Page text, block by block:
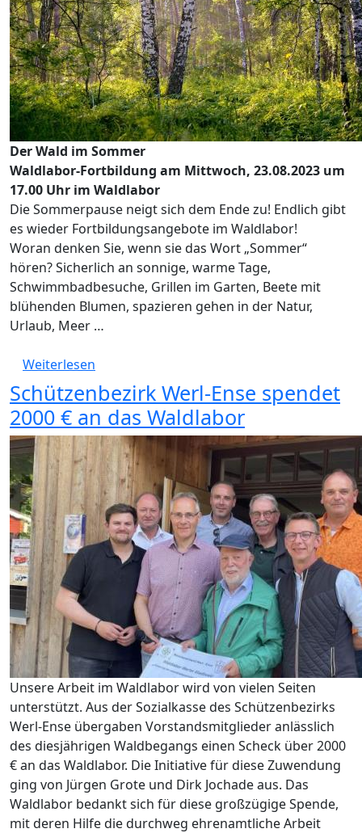
Der Wald im Sommer
Waldlabor-Fortbildung am Mittwoch, 23.08.2023 um
17.00 Uhr im Waldlabor
Die Sommerpause neigt sich dem Ende zu! Endlich gibt
es wieder Fortbildungsangebote im Waldlabor!
Woran denken Sie, wenn sie das Wort „Sommer“
hören? Sicherlich an sonnige, warme Tage,
Schwimmbadbesuche, Grillen im Garten, Beete mit
blühenden Blumen, spazieren gehen in der Natur,
Urlaub, Meer …
Weiterlesen
Schützenbezirk Werl-Ense spendet
2000 € an das Waldlabor
Unsere Arbeit im Waldlabor wird von vielen Seiten
unterstützt. Aus der Sozialkasse des Schützenbezirks
Werl-Ense übergaben Vorstandsmitglieder anlässlich
des diesjährigen Waldbegangs einen Scheck über 2000
€ an das Waldlabor. Die Initiative für diese Zuwendung
ging von Jürgen Grote und Dirk Jochade aus. Das
Waldlabor bedankt sich für diese großzügige Spende,
mit deren Hilfe die durchweg ehrenamtliche Arbeit